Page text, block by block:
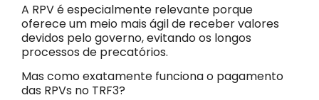
A RPV é especialmente relevante porque
oferece um meio mais ágil de receber valores
devidos pelo governo, evitando os longos
processos de precatórios.
Mas como exatamente funciona o pagamento
das RPVs no TRF3?